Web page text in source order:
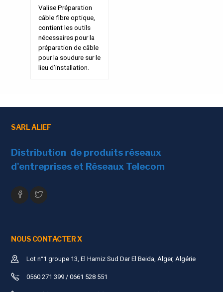
Valise Préparation
câble fibre optique,
contient les outils
nécessaires pour la
préparation de câble
pour la soudure sur le
lieu d’installation.
SARL ALIEF
Distribution de produits réseaux
d'entreprises et Réseaux Telecom
NOUS CONTACTER X
Lot n°1 groupe 13, El Hamiz Sud Dar El Beida, Alger, Algérie
0560 271 399 / 0661 528 551